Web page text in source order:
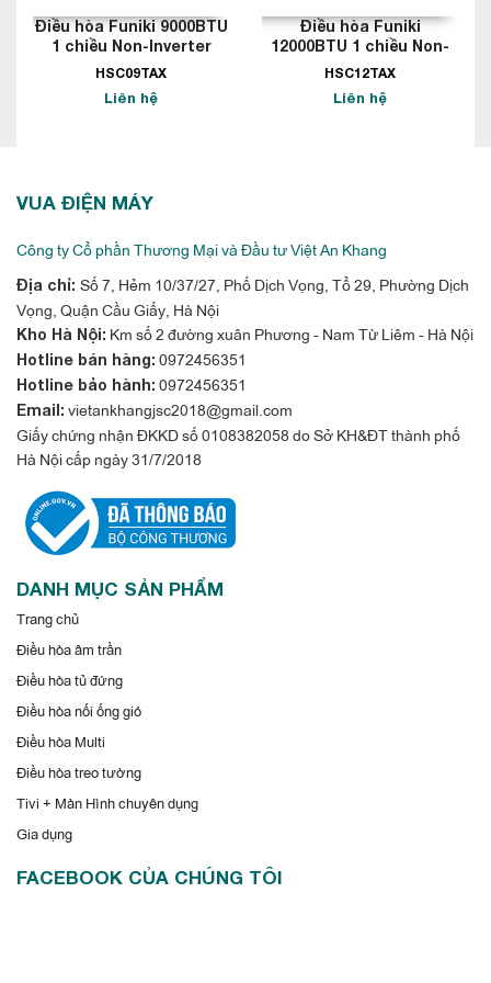
Gas R32, môi chất làm lạnh mới và tiên tiến nhất hiện nay. Với
đặc tính an toàn cho tầng ozon. Môi chất lạnh này trở thành
thành phần tối ưu trong các máy lạnh thế hệ mới.
Điều hòa Funiki 9000BTU
1 chiều Non-Inverter
HSC09TAX
Liên hệ
Điều hòa Funiki
12000BTU 1 chiều Non-
Inverter
HSC12TAX
Liên hệ
VUA ĐIỆN MÁY
Công ty Cổ phần Thương Mại và Đầu tư Việt An Khang
Địa chỉ: Số 7, Hẻm 10/37/27, Phố Dịch Vọng, Tổ 29, Phường Dịch
Vọng, Quận Cầu Giấy, Hà Nội
Kho Hà Nội: Km số 2 đường xuân Phương - Nam Từ Liêm - Hà Nội
Hotline bán hàng: 0972456351
Hotline bảo hành: 0972456351
Email: vietankhangjsc2018@gmail.com
Giấy chứng nhận ĐKKD số 0108382058 do Sở KH&ĐT thành phố
Hà Nội cấp ngày 31/7/2018
DANH MỤC SẢN PHẨM
Trang chủ
Điều hòa âm trần
Điều hòa tủ đứng
Điều hòa nối ống gió
Điều hòa Multi
Điều hòa treo tường
Tivi + Màn Hình chuyên dụng
Gia dụng
FACEBOOK CỦA CHÚNG TÔI